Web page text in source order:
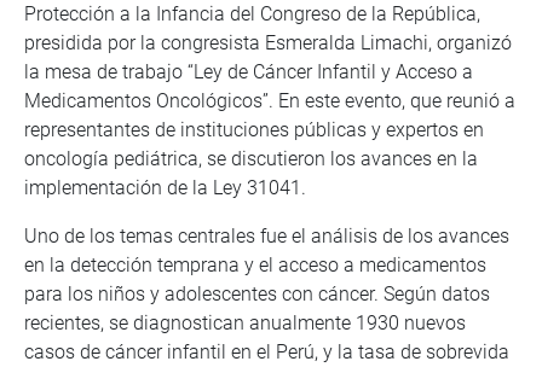
Protección a la Infancia del Congreso de la República,
presidida por la congresista Esmeralda Limachi, organizó
la mesa de trabajo “Ley de Cáncer Infantil y Acceso a
Medicamentos Oncológicos”. En este evento, que reunió a
representantes de instituciones públicas y expertos en
oncología pediátrica, se discutieron los avances en la
implementación de la Ley 31041.
Uno de los temas centrales fue el análisis de los avances
en la detección temprana y el acceso a medicamentos
para los niños y adolescentes con cáncer. Según datos
recientes, se diagnostican anualmente 1930 nuevos
casos de cáncer infantil en el Perú, y la tasa de sobrevida